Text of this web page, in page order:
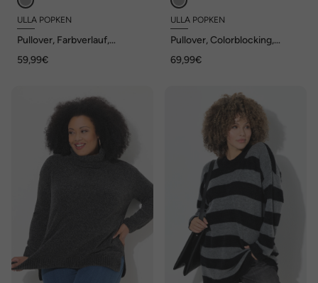
ULLA POPKEN
Pullover, Farbverlauf,
59,99€
ULLA POPKEN
Pullover, Colorblocking,
69,99€